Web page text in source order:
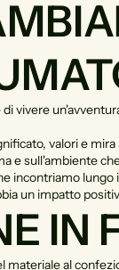
vivere
valori e
e sull'ambiente
incontriamo
un impatto
IN
al